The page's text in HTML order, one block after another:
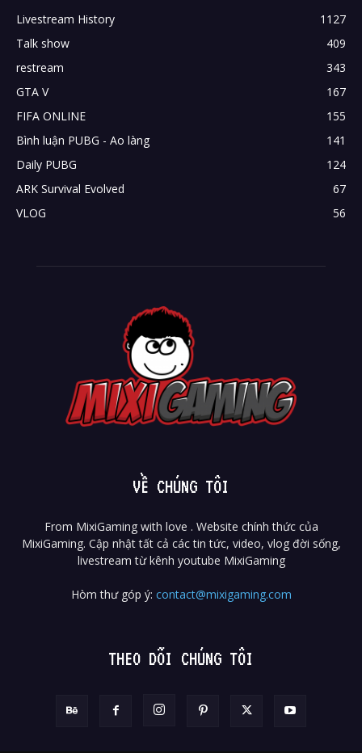
Livestream History
1127
Talk show
409
restream
343
GTA V
167
FIFA ONLINE
155
Bình luận PUBG - Ao làng
141
Daily PUBG
124
ARK Survival Evolved
67
VLOG
56
VỀ CHÚNG TÔI
From MixiGaming with love . Website chính thức của
MixiGaming. Cập nhật tất cả các tin tức, video, vlog đời sống,
livestream từ kênh youtube MixiGaming
Hòm thư góp ý: contact@mixigaming.com
THEO DÕI CHÚNG TÔI